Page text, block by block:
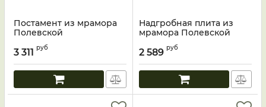
Постамент из мрамора
Полевской
3 311 руб
Надгробная плита из
мрамора Полевской
2 589 руб